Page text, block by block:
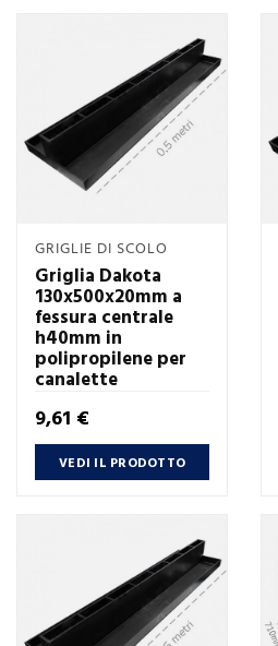
GRIGLIE DI SCOLO
Griglia Dakota
130x500x20mm a
fessura centrale
h40mm in
polipropilene per
canalette
Prezzo
9,61 €
VEDI IL PRODOTTO